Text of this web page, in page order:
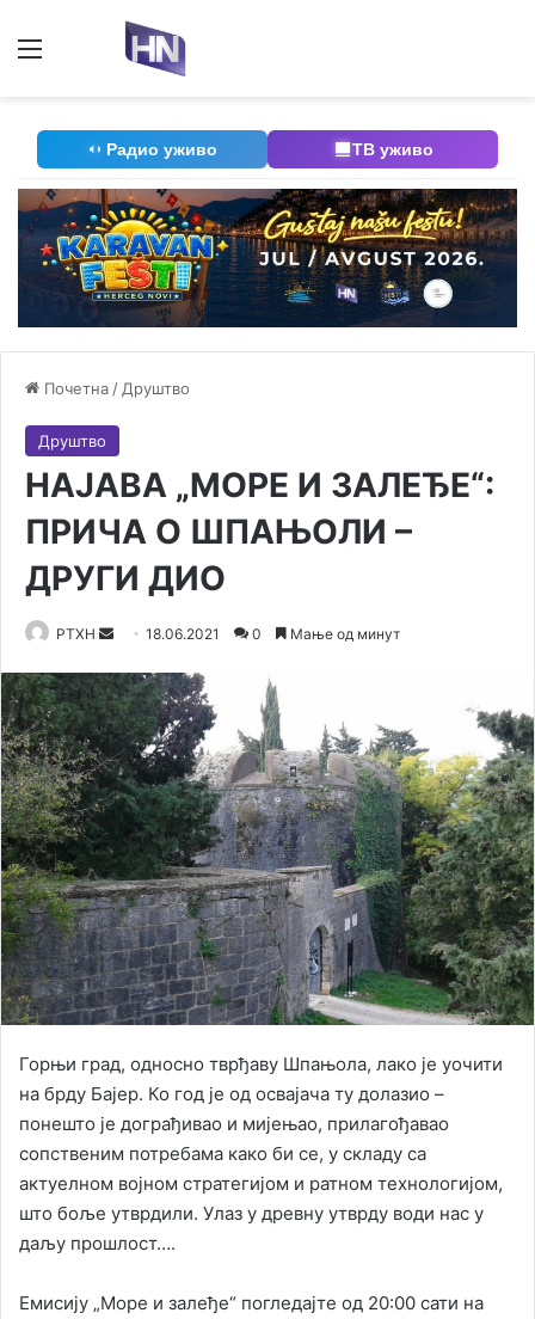
Мени
Радио уживо ТВ уживо
Почетна / Друштво
Друштво
НАЈАВА „МОРЕ И ЗАЛЕЂЕ“:
ПРИЧА О ШПАЊОЛИ –
ДРУГИ ДИО
РТХН
Send
email
18.06.2021 0 Мање од минут
Горњи град, односно тврђаву Шпањола, лако је уочити
на брду Бајер. Ко год је од освајача ту долазио –
понешто је дограђивао и мијењао, прилагођавао
сопственим потребама како би се, у складу са
актуелном војном стратегијом и ратном технологијом,
што боље утврдили. Улаз у древну утврду води нас у
даљу прошлост….
Емисију „Море и залеђе“ погледајте од 20:00 сати на